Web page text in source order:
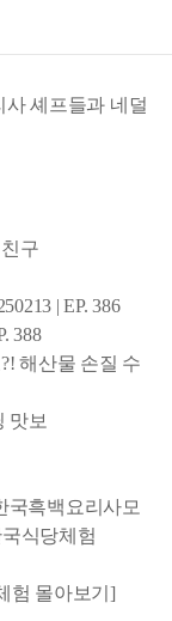
셰프들과 네덜
구
| EP. 386
388
해산물 손질 수
맛보
국흑백요리사모
식당체험
험 몰아보기]